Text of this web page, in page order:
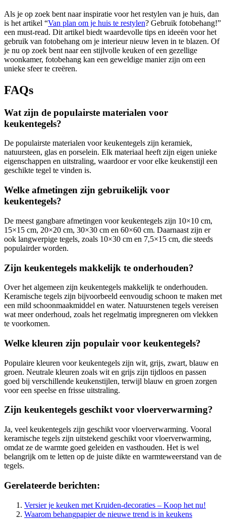
Als je op zoek bent naar inspiratie voor het restylen van je huis, dan
is het artikel “Van plan om je huis te restylen? Gebruik fotobehang!”
een must-read. Dit artikel biedt waardevolle tips en ideeën voor het
gebruik van fotobehang om je interieur nieuw leven in te blazen. Of
je nu op zoek bent naar een stijlvolle keuken of een gezellige
woonkamer, fotobehang kan een geweldige manier zijn om een
unieke sfeer te creëren.
FAQs
Wat zijn de populairste materialen voor
keukentegels?
De populairste materialen voor keukentegels zijn keramiek,
natuursteen, glas en porselein. Elk materiaal heeft zijn eigen unieke
eigenschappen en uitstraling, waardoor er voor elke keukenstijl een
geschikte tegel te vinden is.
Welke afmetingen zijn gebruikelijk voor
keukentegels?
De meest gangbare afmetingen voor keukentegels zijn 10×10 cm,
15×15 cm, 20×20 cm, 30×30 cm en 60×60 cm. Daarnaast zijn er
ook langwerpige tegels, zoals 10×30 cm en 7,5×15 cm, die steeds
populairder worden.
Zijn keukentegels makkelijk te onderhouden?
Over het algemeen zijn keukentegels makkelijk te onderhouden.
Keramische tegels zijn bijvoorbeeld eenvoudig schoon te maken met
een mild schoonmaakmiddel en water. Natuurstenen tegels vereisen
wat meer onderhoud, zoals het regelmatig impregneren om vlekken
te voorkomen.
Welke kleuren zijn populair voor keukentegels?
Populaire kleuren voor keukentegels zijn wit, grijs, zwart, blauw en
groen. Neutrale kleuren zoals wit en grijs zijn tijdloos en passen
goed bij verschillende keukenstijlen, terwijl blauw en groen zorgen
voor een speelse en frisse uitstraling.
Zijn keukentegels geschikt voor vloerverwarming?
Ja, veel keukentegels zijn geschikt voor vloerverwarming. Vooral
keramische tegels zijn uitstekend geschikt voor vloerverwarming,
omdat ze de warmte goed geleiden en vasthouden. Het is wel
belangrijk om te letten op de juiste dikte en warmteweerstand van de
tegels.
Gerelateerde berichten:
Versier je keuken met Kruiden-decoraties – Koop het nu!
Waarom behangpapier de nieuwe trend is in keukens